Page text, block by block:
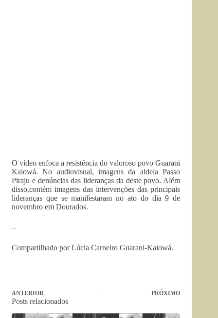
O vídeo enfoca a resistência do valoroso povo Guarani
Kaiowá. No audiovisual, imagens da aldeia Passo
Piraju e denúncias das lideranças da deste povo. Além
disso,contém imagens das intervenções das principais
lideranças que se manifestaram no ato do dia 9 de
novembro em Dourados.
–
Compartilhado por Lúcia Carneiro Guarani-Kaiowá.
ANTERIOR PRÓXIMO
Posts relacionados